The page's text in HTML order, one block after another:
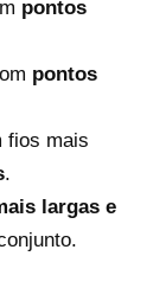
pontos
pontos
fios mais
.
largas e